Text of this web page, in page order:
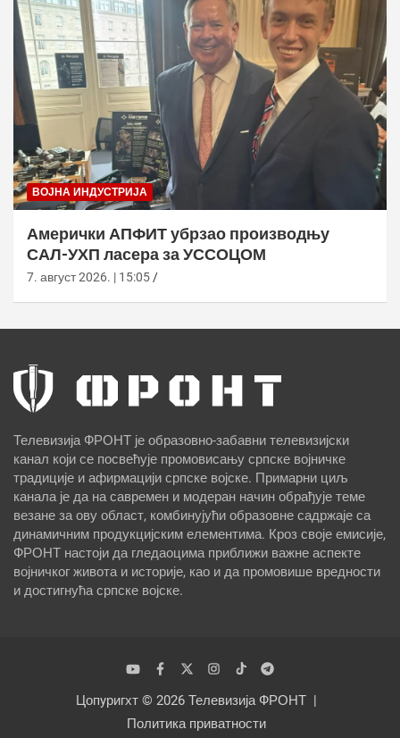
ВОЈНА ИНДУСТРИЈА
Амерички АПФИТ убрзао производњу
САЛ-УХП ласера за УССОЦОМ
7. август 2026. | 15:05
Телевизија ФРОНТ је образовно-забавни телевизијски
канал који се посвећује промовисању српске војничке
традиције и афирмацији српске војске. Примарни циљ
канала је да на савремен и модеран начин обрађује теме
везане за ову област, комбинујући образовне садржаје са
динамичним продукцијским елементима. Кроз своје емисије,
ФРОНТ настоји да гледаоцима приближи важне аспекте
војничког живота и историје, као и да промовише вредности
и достигнућа српске војске.
Цопyригхт © 2026 Телевизија ФРОНТ
Политика приватности